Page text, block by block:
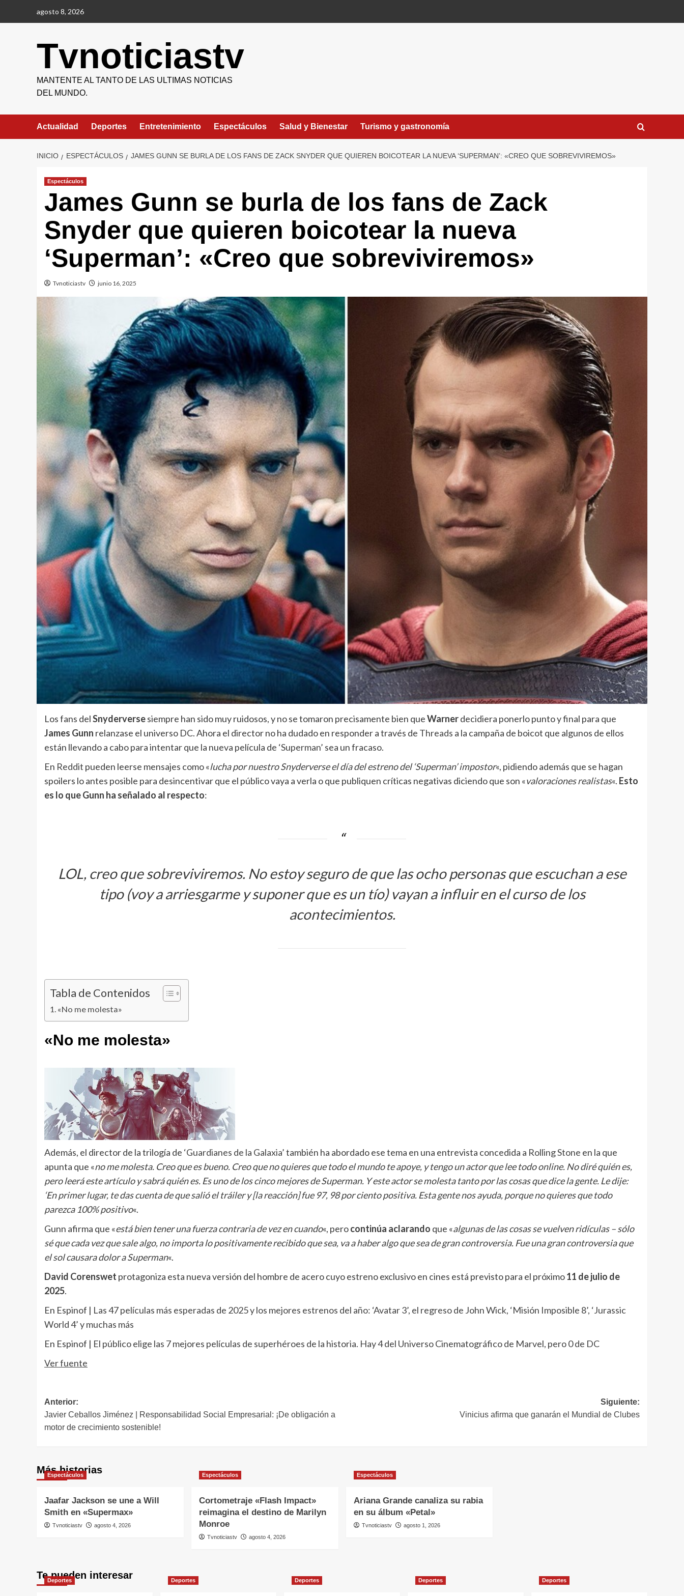
agosto 8, 2026
Tvnoticiastv
MANTENTE AL TANTO DE LAS ULTIMAS NOTICIAS
DEL MUNDO.
Actualidad Deportes Entretenimiento Espectáculos Salud y Bienestar Turismo y gastronomía
INICIO ESPECTÁCULOS JAMES GUNN SE BURLA DE LOS FANS DE ZACK SNYDER QUE QUIEREN BOICOTEAR LA NUEVA ‘SUPERMAN’: «CREO QUE SOBREVIVIREMOS»
Espectáculos
James Gunn se burla de los fans de Zack
Snyder que quieren boicotear la nueva
‘Superman’: «Creo que sobreviviremos»
Tvnoticiastv junio 16, 2025
Los fans delSnyderversesiempre han sido muy ruidosos, y no se tomaron precisamente bien queWarnerdecidiera ponerlo punto y final para que
James Gunn relanzase el universo DC. Ahora el director no ha dudado en responder a través de Threads a la campaña de boicot que algunos de ellos
están llevando a cabo para intentar que la nueva película de ‘Superman’ sea un fracaso.
En Reddit pueden leerse mensajes como «lucha por nuestro Snyderverse el día del estreno del ‘Superman’ impostor«, pidiendo además que se hagan
spoilers lo antes posible para desincentivar que el público vaya a verla o que publiquen críticas negativas diciendo que son «valoraciones realistas«. Esto
es lo que Gunn ha señalado al respecto:
LOL, creo que sobreviviremos. No estoy seguro de que las ocho personas que escuchan a ese
tipo (voy a arriesgarme y suponer que es un tío) vayan a influir en el curso de los
acontecimientos.
Tabla de Contenidos
«No me molesta»
«No me molesta»
Además, el director de la trilogía de ‘Guardianes de la Galaxia’también ha abordado ese tema en una entrevista concedida a Rolling Stone en la que
apunta que «no me molesta. Creo que es bueno. Creo que no quieres que todo el mundo te apoye, y tengo un actor que lee todo online. No diré quién es,
pero leerá este artículo y sabrá quién es. Es uno de los cinco mejores de Superman. Y este actor se molesta tanto por las cosas que dice la gente. Le dije:
‘En primer lugar, te das cuenta de que salió el tráiler y [la reacción] fue 97, 98 por ciento positiva. Esta gente nos ayuda, porque no quieres que todo
parezca 100% positivo«.
Gunn afirma que «está bien tener una fuerza contraria de vez en cuando«, perocontinúa aclarando que «algunas de las cosas se vuelven ridículas – sólo
sé que cada vez que sale algo, no importa lo positivamente recibido que sea, va a haber algo que sea de gran controversia. Fue una gran controversia que
el sol causara dolor a Superman«.
David Corenswet protagoniza esta nueva versión del hombre de acero cuyo estreno exclusivo en cines está previsto para el próximo11 de julio de
2025.
En Espinof | Las 47 películas más esperadas de 2025 y los mejores estrenos del año: ‘Avatar 3’, el regreso de John Wick, ‘Misión Imposible 8’, ‘Jurassic
World 4’ y muchas más
En Espinof | El público elige las 7 mejores películas de superhéroes de la historia. Hay 4 del Universo Cinematográfico de Marvel, pero 0 de DC
Ver fuente
Navegación
de
Anterior:
Javier Ceballos Jiménez | Responsabilidad Social Empresarial: ¡De obligación a
motor de crecimiento sostenible!
Siguiente:
Vinicius afirma que ganarán el Mundial de Clubes
Más historias
Espectáculos
Jaafar Jackson se une a Will
Smith en «Supermax»
Tvnoticiastv agosto 4, 2026
Espectáculos
Cortometraje «Flash Impact»
reimagina el destino de Marilyn
Monroe
Tvnoticiastv agosto 4, 2026
Espectáculos
Ariana Grande canaliza su rabia
en su álbum «Petal»
Tvnoticiastv agosto 1, 2026
Te pueden interesar
Deportes Deportes Deportes Deportes Deportes